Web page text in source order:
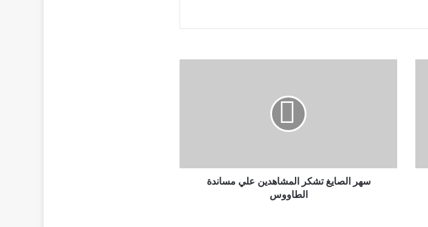
سهر الصايغ تشكر المشاهدين علي مساندة
الطاووس